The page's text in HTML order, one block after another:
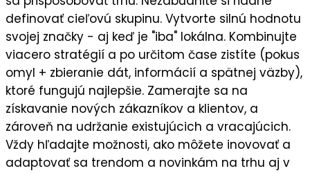
definovať cieľovú skupinu. Vytvorte silnú hodnotu
svojej značky - aj keď je "iba" lokálna. Kombinujte
viacero stratégií a po určitom čase zistíte (pokus
omyl + zbieranie dát, informácií a spätnej väzby),
ktoré fungujú najlepšie. Zamerajte sa na
získavanie nových zákazníkov a klientov, a
zároveň na udržanie existujúcich a vracajúcich.
Vždy hľadajte možnosti, ako môžete inovovať a
adaptovať sa trendom a novinkám na trhu aj v